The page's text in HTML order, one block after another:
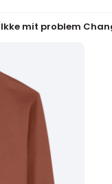
Ikke mit problem